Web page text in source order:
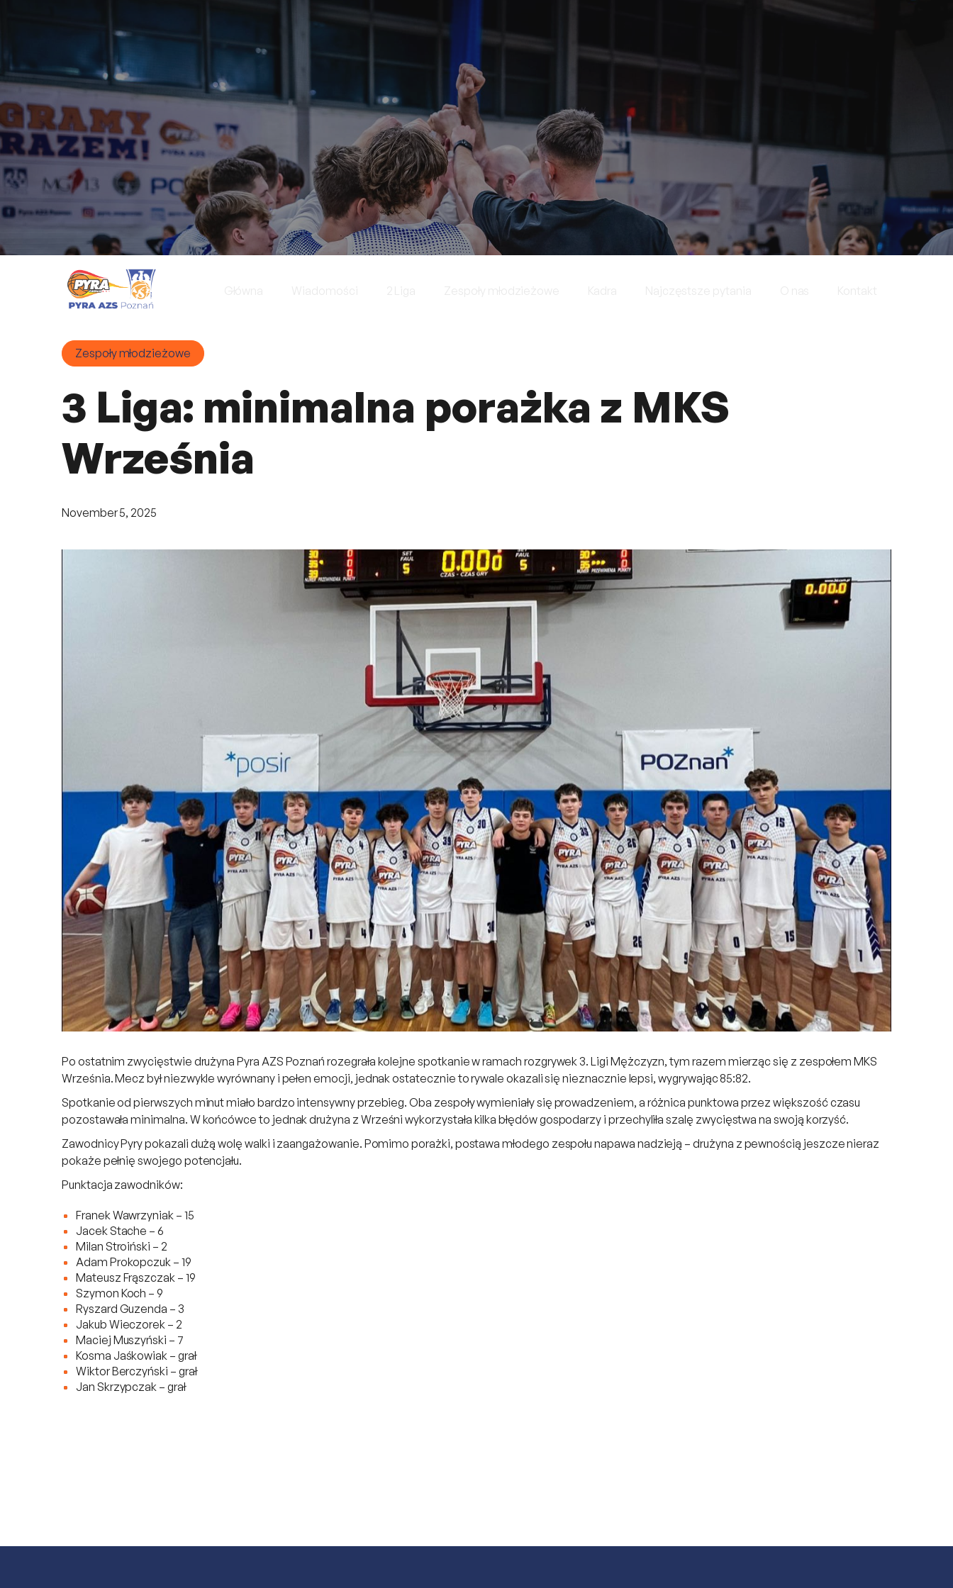
Zespoły młodzieżowe
3 Liga: minimalna porażka z MKS
Września
November 5, 2025
Po ostatnim zwycięstwie drużyna Pyra AZS Poznań rozegrała kolejne spotkanie w ramach rozgrywek 3. Ligi Mężczyzn, tym razem mierząc się z zespołem MKS
Września. Mecz był niezwykle wyrównany i pełen emocji, jednak ostatecznie to rywale okazali się nieznacznie lepsi, wygrywając 85:82.
Spotkanie od pierwszych minut miało bardzo intensywny przebieg. Oba zespoły wymieniały się prowadzeniem, a różnica punktowa przez większość czasu
pozostawała minimalna. W końcówce to jednak drużyna z Wrześni wykorzystała kilka błędów gospodarzy i przechyliła szalę zwycięstwa na swoją korzyść.
Zawodnicy Pyry pokazali dużą wolę walki i zaangażowanie. Pomimo porażki, postawa młodego zespołu napawa nadzieją – drużyna z pewnością jeszcze nieraz
pokaże pełnię swojego potencjału.
Punktacja zawodników:
Franek Wawrzyniak – 15
Jacek Stache – 6
Milan Stroiński – 2
Adam Prokopczuk – 19
Mateusz Frąszczak – 19
Szymon Koch – 9
Ryszard Guzenda – 3
Jakub Wieczorek – 2
Maciej Muszyński – 7
Kosma Jaśkowiak – grał
Wiktor Berczyński – grał
Jan Skrzypczak – grał